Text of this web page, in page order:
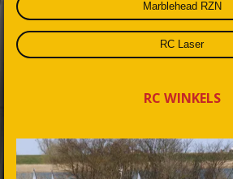
Marblehead RZN
RC Laser
RC WINKELS